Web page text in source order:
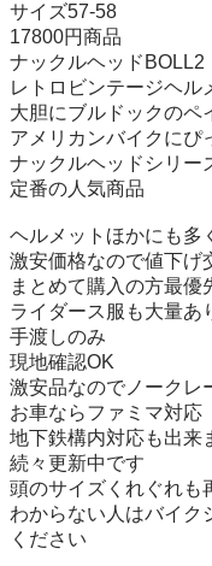
サイズ57‐58
17800円商品
ナックルヘッドBOLL2
レトロビンテージヘル
大胆にブルドックのペ
アメリカンバイクにぴ
ナックルヘッドシリー
定番の人気商品
ヘルメットほかにも多
激安価格なので値下げ
まとめて購入の方最優
ライダース服も大量あ
手渡しのみ
現地確認OK
激安品なのでノークレ
お車ならファミマ対応
地下鉄構内対応も出来
続々更新中です
頭のサイズくれぐれも
わからない人はバイク
ください